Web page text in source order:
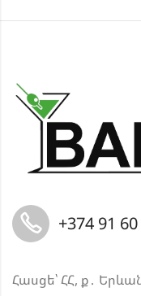
+374 91
Հասցե՝ ՀՀ, ք․